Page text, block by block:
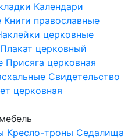
Календари
Книги православные
церковные
Плакат церковный
Присяга церковная
Свидетельство
церковная
Кресло-троны Седалища